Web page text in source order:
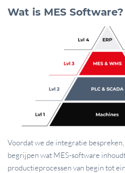
Wat is MES Software?
Voordat we de integratie
begrijpen wat MES-software
productieprocessen van begin tot